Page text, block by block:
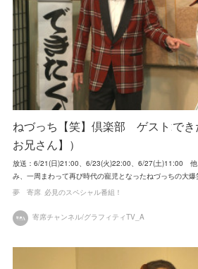
ねづっち【笑】倶楽部 ゲスト:でき
お兄さん】）
放送：6/21(日)21:00、6/23(火)22:00、6/27(土)11:00 他
み、一周まわって再び時代の寵児となったねづっちの大
夢 寄席 必見のスペシャル番組！
寄席チャンネル/グラフィティTV_A